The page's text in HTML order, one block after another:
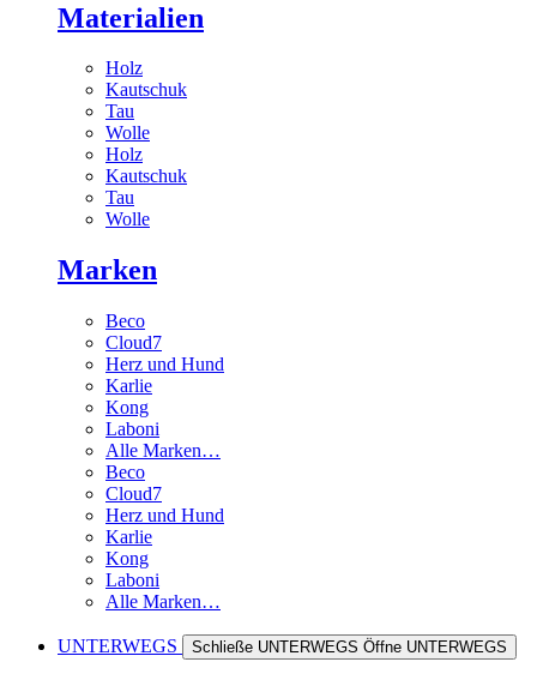
Materialien
Holz
Kautschuk
Tau
Wolle
Holz
Kautschuk
Tau
Wolle
Marken
Beco
Cloud7
Herz und Hund
Karlie
Kong
Laboni
Alle Marken…
Beco
Cloud7
Herz und Hund
Karlie
Kong
Laboni
Alle Marken…
UNTERWEGS Schließe UNTERWEGS Öffne UNTERWEGS